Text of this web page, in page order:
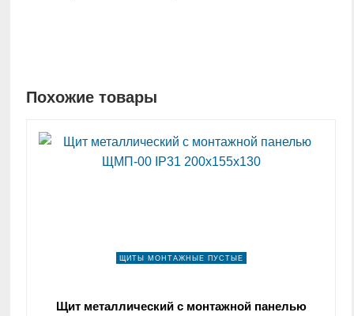
Похожие товары
ЩИТЫ МОНТАЖНЫЕ ПУСТЫЕ
Щит металлический с монтажной панелью